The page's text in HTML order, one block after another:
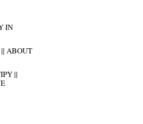
IN
ABOUT
||